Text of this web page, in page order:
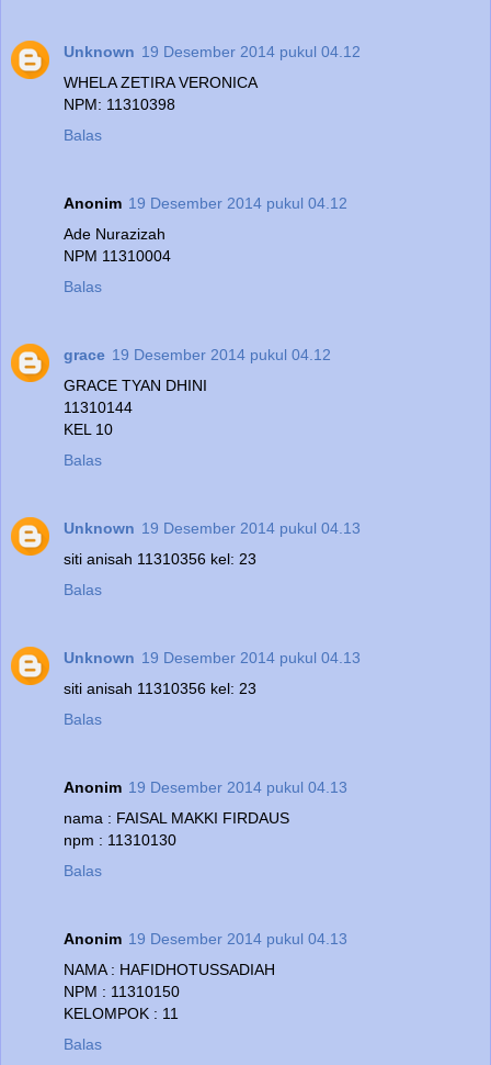
Unknown 19 Desember 2014 pukul 04.12
WHELA ZETIRA VERONICA
NPM: 11310398
Balas
Anonim 19 Desember 2014 pukul 04.12
Ade Nurazizah
NPM 11310004
Balas
grace 19 Desember 2014 pukul 04.12
GRACE TYAN DHINI
11310144
KEL 10
Balas
Unknown 19 Desember 2014 pukul 04.13
siti anisah 11310356 kel: 23
Balas
Unknown 19 Desember 2014 pukul 04.13
siti anisah 11310356 kel: 23
Balas
Anonim 19 Desember 2014 pukul 04.13
nama : FAISAL MAKKI FIRDAUS
npm : 11310130
Balas
Anonim 19 Desember 2014 pukul 04.13
NAMA : HAFIDHOTUSSADIAH
NPM : 11310150
KELOMPOK : 11
Balas